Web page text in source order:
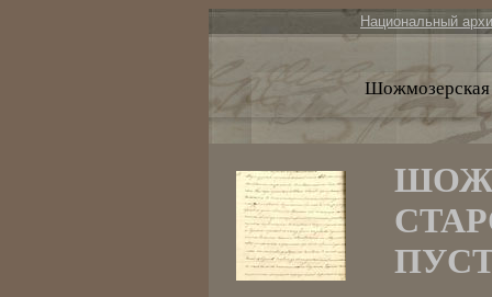
Национальный
Шожмозерская